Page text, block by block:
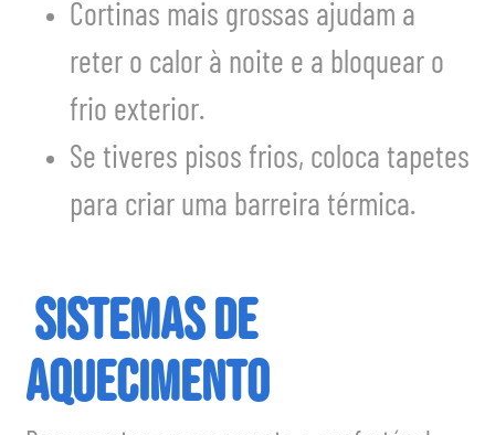
Cortinas mais grossas ajudam a
reter o calor à noite e a bloquear o
frio exterior.
Se tiveres pisos frios, coloca tapetes
para criar uma barreira térmica.
Sistemas de
aquecimento